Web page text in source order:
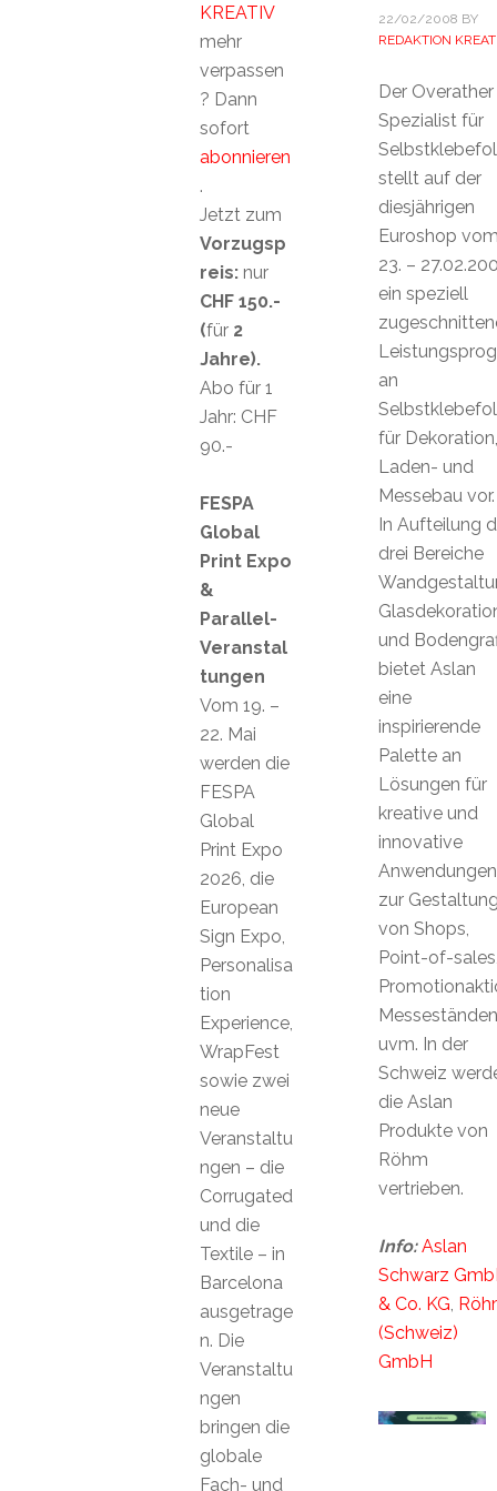
22/02/2008 BY
REDAKTION
Der Overather
Spezialist für
stellt auf der
diesjährigen
Euroshop
23. –
ein speziell
an
für Dekoration,
Laden- und
Messebau vor.
In Aufteilung
drei Bereiche
und
bietet Aslan
eine
inspirierende
Palette an
Lösungen für
kreative und
innovative
Anwendungen
zur
von Shops,
Point-of-
Messeständen
uvm. In der
Schweiz
die Aslan
Produkte von
Röhm
vertrieben.
Info: Aslan
Schwarz
& Co. KG,
(Schweiz)
GmbH
KREATIV
mehr
verpassen
? Dann
sofort
abonnieren
.
Jetzt zum
Vorzugsp
reis: nur
CHF 150.-
(für 2
Jahre).
Abo für 1
Jahr: CHF
90.-
FESPA
Global
Print Expo
&
Parallel-
Veranstal
tungen
Vom 19. –
22. Mai
werden die
FESPA
Global
Print Expo
2026, die
European
Sign Expo,
Personalisa
tion
Experience,
WrapFest
sowie zwei
neue
Veranstaltu
ngen – die
Corrugated
und die
Textile – in
Barcelona
ausgetrage
n. Die
Veranstaltu
ngen
bringen die
globale
Fach- und